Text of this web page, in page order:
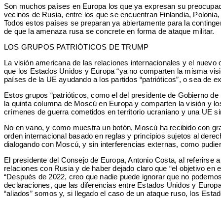
Son muchos países en Europa los que ya expresan su
vecinos de Rusia, entre los que se encuentran Finlandia,
Todos estos países se preparan ya abiertamente para la
de que la amenaza rusa se concrete en forma de ataque militar.
LOS GRUPOS PATRIÓTICOS DE TRUMP
La visión americana de las relaciones internacionales y el
que los Estados Unidos y Europa “ya no comparten la misma
países de la UE ayudando a los partidos “patrióticos”, o sea
Estos grupos “patrióticos, como el del presidente de Gobierno
la quinta columna de Moscú en Europa y comparten la visión y
crímenes de guerra cometidos en territorio ucraniano y una UE
No en vano, y como muestra un botón, Moscú ha recibido con
orden internacional basado en reglas y principios sujetos al
dialogando con Moscú, y sin interferencias externas, como
El presidente del Consejo de Europa, Antonio Costa, al referirse
relaciones con Rusia y de haber dejado claro que “el objetivo
“Después de 2022, creo que nadie puede ignorar que no
declaraciones, que las diferencias entre Estados Unidos y
“aliados” somos y, si llegado el caso de un ataque ruso, los